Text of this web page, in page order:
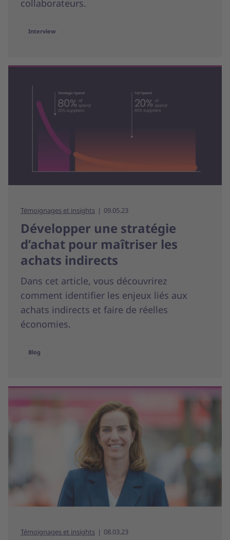
collaborateurs.
Interview
Témoignages et insights 09.05.23
Développer une stratégie
d’achat pour maîtriser les
achats indirects
Dans cet article, vous découvrirez
comment identifier les enjeux liés aux
achats indirects et faire de réelles
économies.
Blog
Témoignages et insights 08.03.23